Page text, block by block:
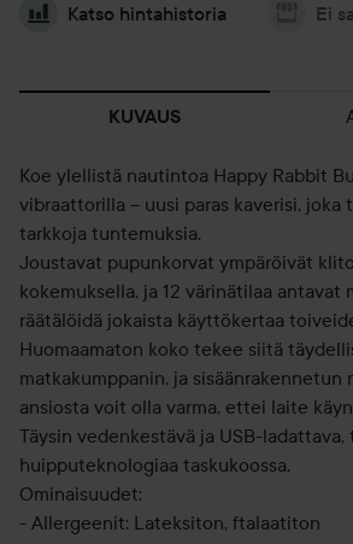
Katso hintahistoria Ei
KUVAUS
Koe ylellistä nautintoa Happy Rabbit
vibraattorilla – uusi paras kaverisi, joka
tarkkoja tuntemuksia.
Joustavat pupunkorvat ympäröivät
kokemuksella, ja 12 värinätilaa antavat
räätälöidä jokaista käyttökertaa
Huomaamaton koko tekee siitä
matkakumppanin, ja sisäänrakennetun
ansiosta voit olla varma, ettei laite
Täysin vedenkestävä ja USB-ladattava,
huipputeknologiaa taskukoossa.
Ominaisuudet:
- Allergeenit: Lateksiton, ftalaatiton